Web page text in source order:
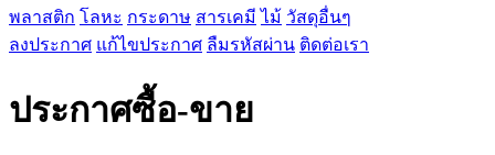
พลาสติก โลหะ กระดาษ สารเคมี ไม้ วัสดุอื่นๆ
ลงประกาศ แก้ไขประกาศ ลืมรหัสผ่าน ติดต่อเรา
ประกาศซื้อ-ขาย